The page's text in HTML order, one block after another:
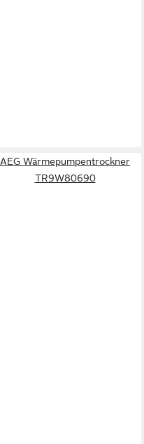
AEG Wärmepumpentrockner
TR9W80690